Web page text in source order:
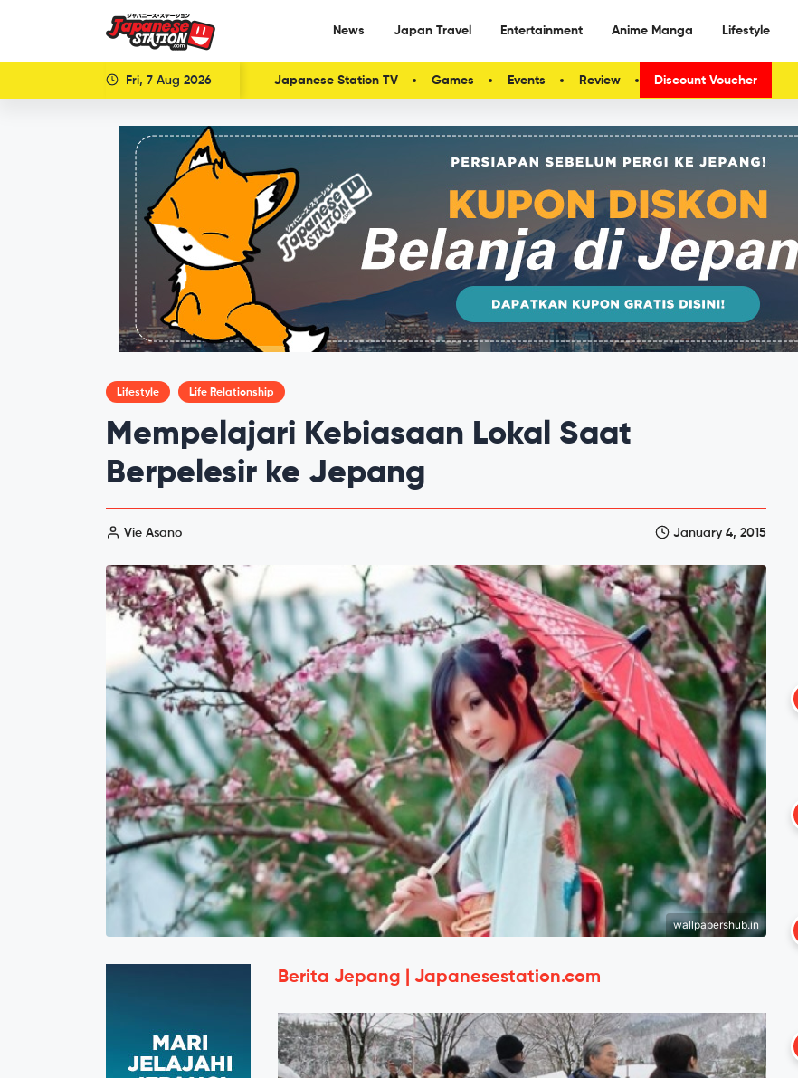
News Japan Travel Entertainment Anime Manga Lifestyle
Fri, 7 Aug 2026 Japanese Station TV Games Events Review Discount Voucher
Lifestyle Life Relationship
Mempelajari Kebiasaan Lokal Saat
Berpelesir ke Jepang
Vie Asano January 4, 2015
wallpapershub.in
Berita Jepang | Japanesestation.com